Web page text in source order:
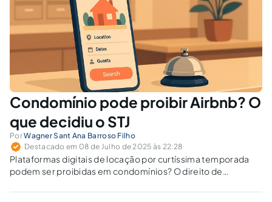
Condomínio pode proibir Airbnb? O
que decidiu o STJ
PorWagner Sant Ana Barroso Filho
Destacado em 08 de Julho de 2025 às 22:28
Plataformas digitais de locação por curtíssima temporada
podem ser proibidas em condomínios? O direito de
O STJ admite a vedação, desde que prevista na convenção.